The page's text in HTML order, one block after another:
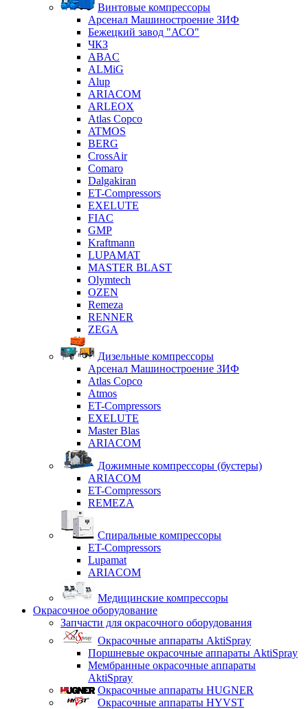
Винтовые компрессоры
Арсенал Машиностроение ЗИФ
Бежецкий завод "АСО"
ЧКЗ
ABAC
ALMiG
Alup
ARIACOM
ARLEOX
Atlas Copco
ATMOS
BERG
CrossAir
Comaro
Dalgakiran
ET-Compressors
EXELUTE
FIAC
GMP
Kraftmann
LUPAMAT
MASTER BLAST
Olymtech
OZEN
Remeza
RENNER
ZEGA
Дизельные компрессоры
Арсенал Машиностроение ЗИФ
Atlas Copco
Atmos
ET-Compressors
EXELUTE
Master Blas
ARIACOM
Дожимные компрессоры (бустеры)
ARIACOM
ET-Compressors
REMEZA
Спиральные компрессоры
ET-Compressors
Lupamat
ARIACOM
Медицинские компрессоры
Окрасочное оборудование
Запчасти для окрасочного оборудования
Окрасочные аппараты AktiSpray
Поршневые окрасочные аппараты AktiSpray
Мембранные окрасочные аппараты
AktiSpray
Окрасочные аппараты HUGNER
Окрасочные аппараты HYVST